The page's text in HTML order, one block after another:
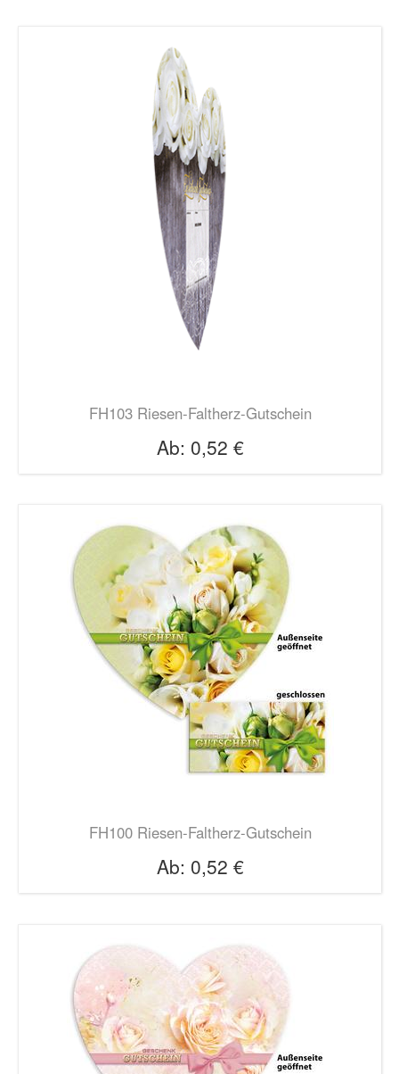
FH103 Riesen-Faltherz-Gutschein
Ab: 0,52 €
FH100 Riesen-Faltherz-Gutschein
Ab: 0,52 €